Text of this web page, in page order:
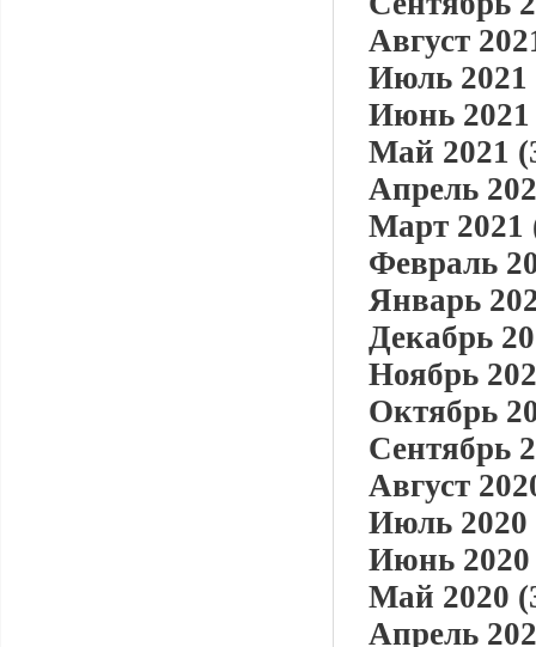
Август
Июль 2021
Июнь 2021
Май 2021
Апрель
Март 2021
Февраль
Январь
Декабрь
Ноябрь
Октябрь
Сентябрь
Август
Июль 2020
Июнь 2020
Май 2020
Апрель